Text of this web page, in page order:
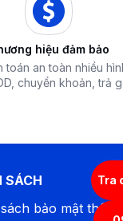
Tra
hiệu đảm bảo
toán an toàn nhiều
chuyển khoản, trả
SÁCH
bảo mật thông